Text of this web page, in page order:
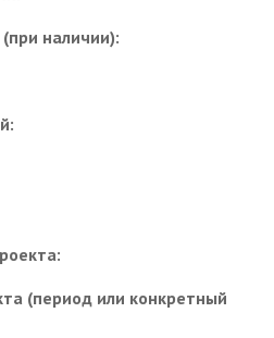
наличии):
(период или конкретный